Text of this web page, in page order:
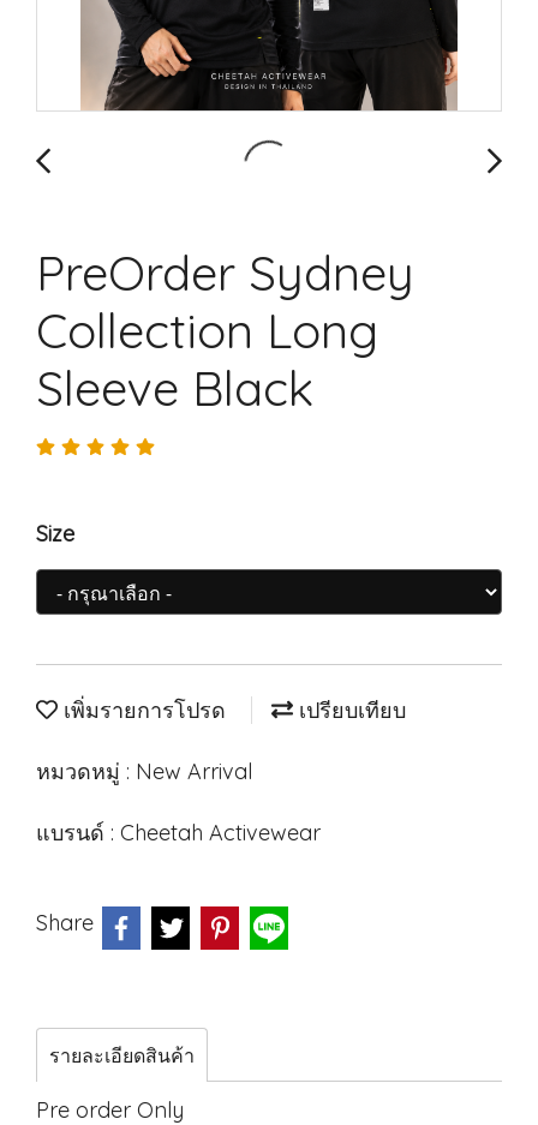
PreOrder Sydney
Collection Long
Sleeve Black
Size
เพิ่มรายการโปรด เปรียบเทียบ
หมวดหมู่ : New Arrival
แบรนด์ : Cheetah Activewear
Share
รายละเอียดสินค้า
Pre order Only